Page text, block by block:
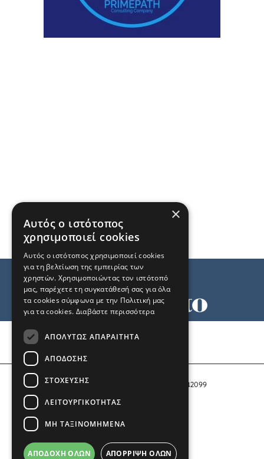
Αριθμός Πιστοποίησης Μ.Η.Τ. 242099
COPYRIGHT © 2026 Το Μανιφέστο
×
Αυτός ο ιστότοπος
χρησιμοποιεί cookies
Αυτός ο ιστότοπος χρησιμοποιεί cookies
για τη βελτίωση της εμπειρίας των
χρηστών. Χρησιμοποιώντας τον ιστότοπό
μας, παρέχετε τη συγκατάθεσή σας για όλα
τα cookies σύμφωνα με την Πολιτική μας
για τα cookies. Διαβάστε περισσότερα
ΑΠΟΛΎΤΩΣ ΑΠΑΡΑΊΤΗΤΑ
ΑΠΌΔΟΣΗΣ
ΣΤΌΧΕΥΣΗΣ
ΛΕΙΤΟΥΡΓΙΚΌΤΗΤΑΣ
ΜΗ ΤΑΞΙΝΟΜΗΜΈΝΑ
ΑΠΟΔΟΧΉ ΌΛΩΝ ΑΠΌΡΡΙΨΗ ΌΛΩΝ